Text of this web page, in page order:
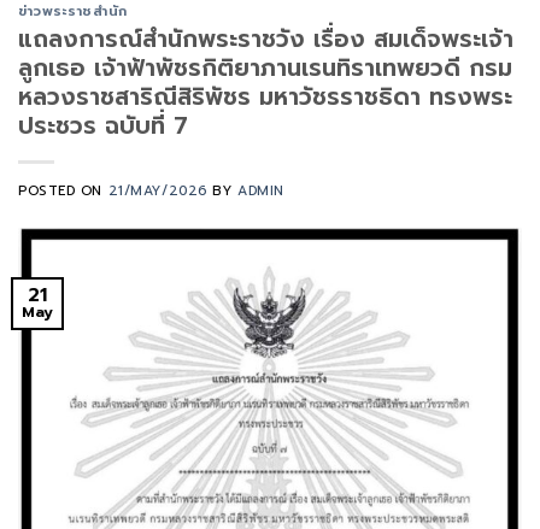
ข่าวพระราชสำนัก
แถลงการณ์สำนักพระราชวัง เรื่อง สมเด็จพระเจ้า
ลูกเธอ เจ้าฟ้าพัชรกิติยาภานเรนทิราเทพยวดี กรม
หลวงราชสาริณีสิริพัชร มหาวัชรราชธิดา ทรงพระ
ประชวร ฉบับที่ 7
POSTED ON 21/MAY/2026 BYADMIN
21
May